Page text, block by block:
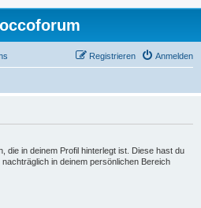
Anmelden
Registrieren
die in deinem Profil hinterlegt ist. Diese hast du
in deinem persönlichen Bereich